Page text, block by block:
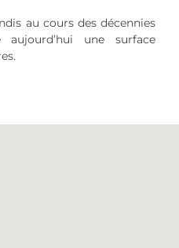
au cours des décennies
une surface